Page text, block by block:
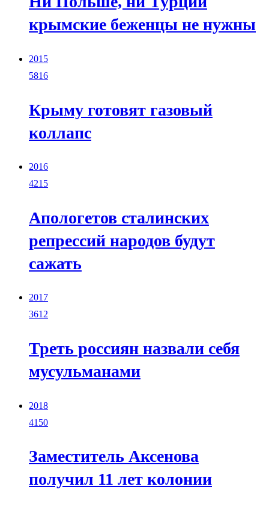
крымские беженцы не нужны
2015
5816
Крыму готовят газовый
коллапс
2016
4215
Апологетов сталинских
репрессий народов будут
сажать
2017
3612
Треть россиян назвали себя
мусульманами
2018
4150
Заместитель Аксенова
получил 11 лет колонии